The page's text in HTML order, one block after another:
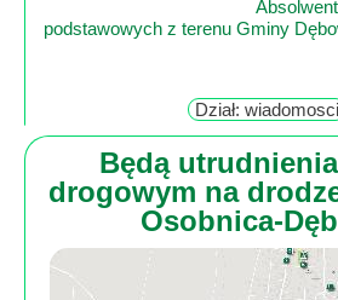
podstawowych z terenu Gminy
Dział: wiadomosci
Będą
drogowym na
Osobnica-